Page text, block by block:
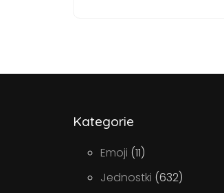
Kategorie
Emoji (11)
Jednostki (632)